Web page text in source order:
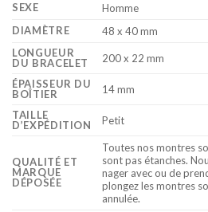
SEXE
Homme
DIAMÈTRE
48 x 40 mm
LONGUEUR
DU BRACELET
200 x 22 mm
ÉPAISSEUR DU
BOÎTIER
14 mm
TAILLE
D’EXPÉDITION
Petit
QUALITÉ ET
MARQUE
DÉPOSÉE
Toutes nos montres
sont pas étanches.
nager avec ou de
plongez les montres
annulée.